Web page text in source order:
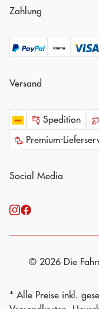
Zahlung
Versand
Spedition
Premium-
Social Media
© 2026 Die
* Alle Preise inkl.